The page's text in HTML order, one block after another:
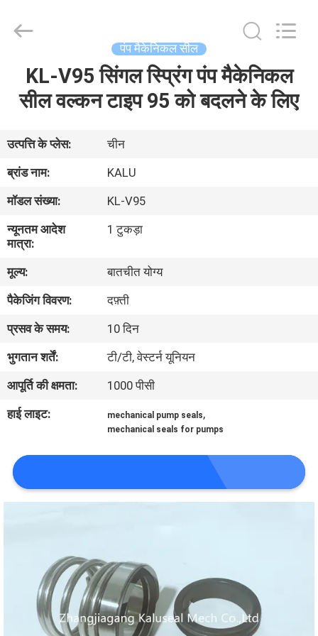
वीआर
दिखाएँ
हमारे
बारे
में
कारखाना
भ्रमण
गुणवत्ता
संपर्क
करें
Rights
पंप मैकेनिकल सील
KL-V95 सिंगल स्प्रिंग पंप मैकेनिकल
सील वल्कन टाइप 95 को बदलने के लिए
उत्पत्ति के प्लेस:
चीन
ब्रांड नाम:
KALU
मॉडल संख्या:
KL-V95
न्यूनतम आदेश
मात्रा:
1 टुकड़ा
मूल्य:
बातचीत योग्य
पैकेजिंग विवरण:
दफ़्ती
प्रसव के समय:
10 दिन
भुगतान शर्तें:
टी/टी, वेस्टर्न यूनियन
आपूर्ति की क्षमता:
1000 पीसी
हाई लाइट:
mechanical pump seals,
mechanical seals for pumps